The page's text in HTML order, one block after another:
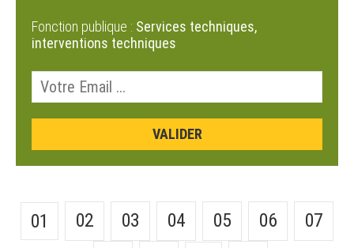
Fonction publique : Services techniques,
interventions techniques
01 02 03 04 05 06
07